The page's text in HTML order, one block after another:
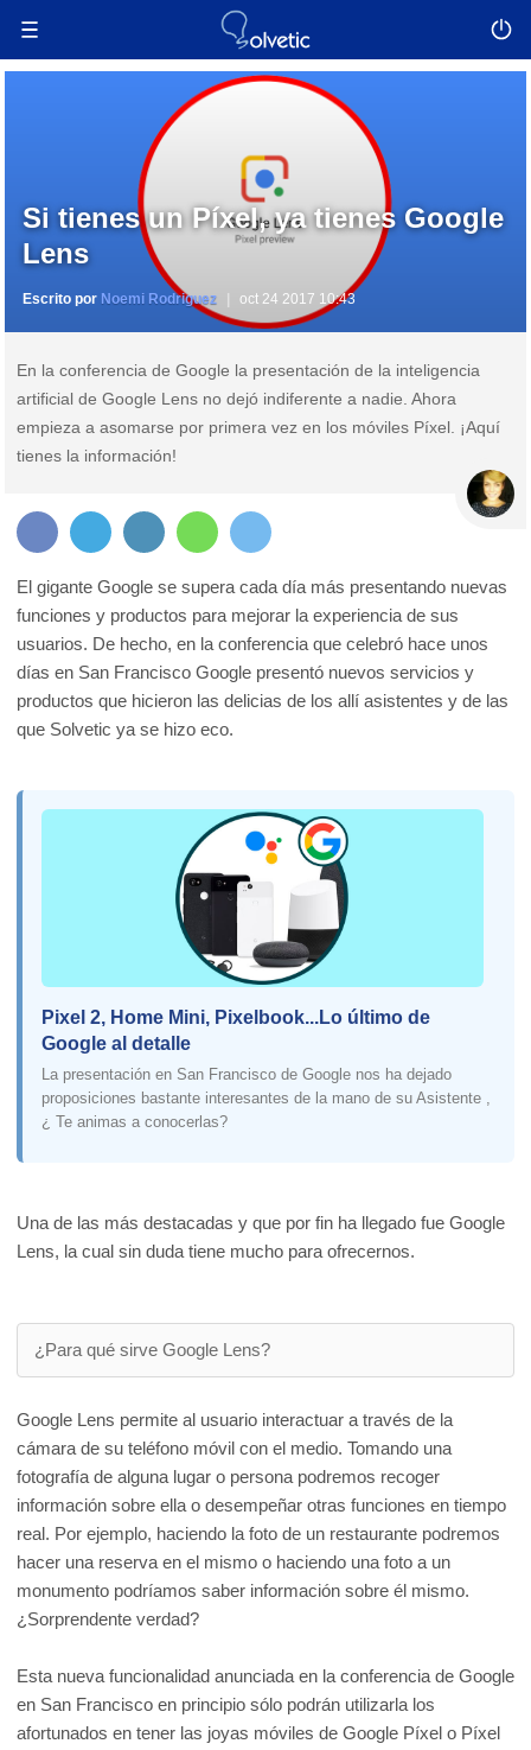
Si tienes un Píxel, ya tienes Google
Lens
Escrito por Noemi Rodriguez oct 24 2017 10:43
En la conferencia de Google la presentación de la inteligencia
artificial de Google Lens no dejó indiferente a nadie. Ahora
empieza a asomarse por primera vez en los móviles Píxel. ¡Aquí
tienes la información!
El gigante Google se supera cada día más presentando nuevas
funciones y productos para mejorar la experiencia de sus
usuarios. De hecho, en la conferencia que celebró hace unos
días en San Francisco Google presentó nuevos servicios y
productos que hicieron las delicias de los allí asistentes y de las
que Solvetic ya se hizo eco.
Pixel 2, Home Mini, Pixelbook...Lo último de
Google al detalle
La presentación en San Francisco de Google nos ha dejado
proposiciones bastante interesantes de la mano de su Asistente ,
¿ Te animas a conocerlas?
Una de las más destacadas y que por fin ha llegado fue Google
Lens, la cual sin duda tiene mucho para ofrecernos.
¿Para qué sirve Google Lens?
Google Lens permite al usuario interactuar a través de la
cámara de su teléfono móvil con el medio. Tomando una
fotografía de alguna lugar o persona podremos recoger
información sobre ella o desempeñar otras funciones en tiempo
real. Por ejemplo, haciendo la foto de un restaurante podremos
hacer una reserva en el mismo o haciendo una foto a un
monumento podríamos saber información sobre él mismo.
¿Sorprendente verdad?
Esta nueva funcionalidad anunciada en la conferencia de Google
en San Francisco en principio sólo podrán utilizarla los
afortunados en tener las joyas móviles de Google Píxel o Píxel